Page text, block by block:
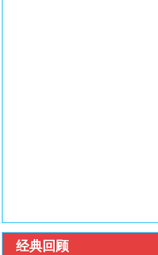
经典回顾